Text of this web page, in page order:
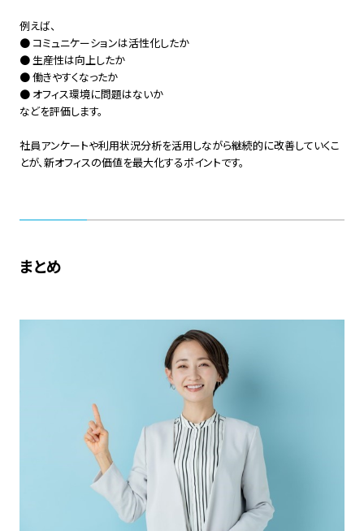
例えば、
● コミュニケーションは活性化したか
● 生産性は向上したか
● 働きやすくなったか
● オフィス環境に問題はないか
などを評価します。
社員アンケートや利用状況分析を活用しながら継続的に改善していくこ
とが、新オフィスの価値を最大化するポイントです。
まとめ